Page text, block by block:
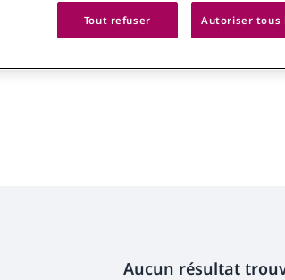
Aucun résultat
Tout refuser Autoriser tous